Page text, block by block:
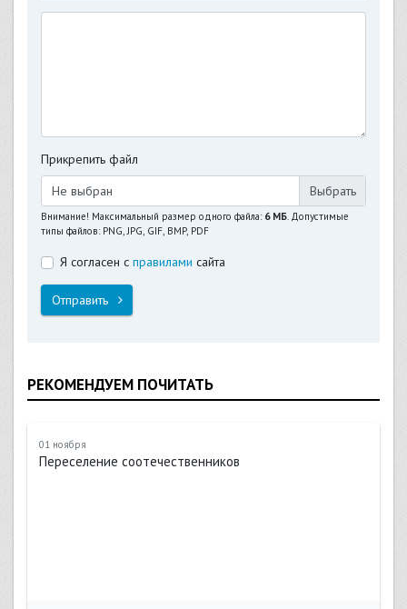
Прикрепить файл
Не выбран
Внимание! Максимальный размер одного файла: 6 МБ. Допустимые
типы файлов: PNG, JPG, GIF, BMP, PDF
Я согласен с правилами сайта
Отправить
РЕКОМЕНДУЕМ ПОЧИТАТЬ
01 ноября
Переселение соотечественников